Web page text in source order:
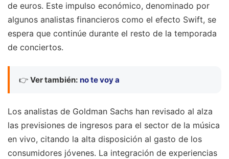
de euros. Este impulso económico, denominado por
algunos analistas financieros como el efecto Swift, se
espera que continúe durante el resto de la temporada
de conciertos.
👉 Ver también: no te voy a
Los analistas de Goldman Sachs han revisado al alza
las previsiones de ingresos para el sector de la música
en vivo, citando la alta disposición al gasto de los
consumidores jóvenes. La integración de experiencias